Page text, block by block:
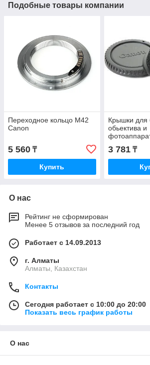
Подобные товары компании
Переходное кольцо M42
Canon
5 560 ₸
Купить
Крышки для
обьектива и
3 781₸
О нас
Рейтинг не сформирован
Менее 5 отзывов за последний год
Работает с 14.09.2013
г. Алматы
Алматы, Казахстан
Контакты
Сегодня работает с 10:00 до 20:00
Показать весь график работы
О нас